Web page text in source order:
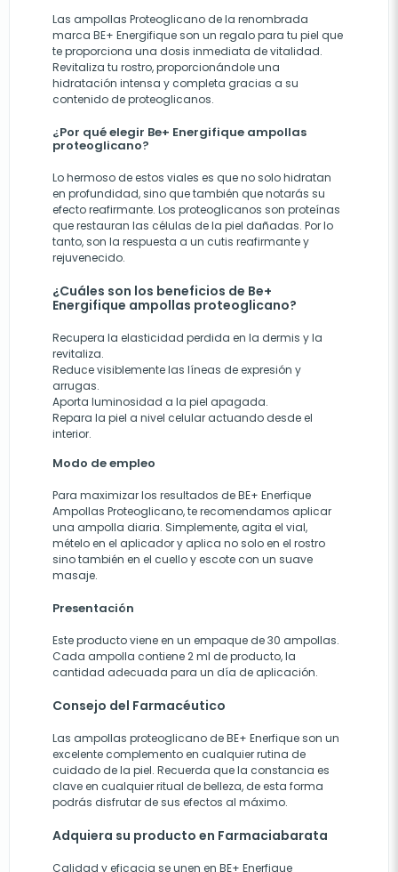
Las ampollas Proteoglicano de la renombrada
marca BE+ Energifique son un regalo para tu piel que
te proporciona una dosis inmediata de vitalidad.
Revitaliza tu rostro, proporcionándole una
hidratación intensa y completa gracias a su
contenido de proteoglicanos.
¿Por qué elegir Be+ Energifique ampollas
proteoglicano?
Lo hermoso de estos viales es que no solo hidratan
en profundidad, sino que también que notarás su
efecto reafirmante. Los proteoglicanos son proteínas
que restauran las células de la piel dañadas. Por lo
tanto, son la respuesta a un cutis reafirmante y
rejuvenecido.
¿Cuáles son los beneficios de Be+
Energifique ampollas proteoglicano?
Recupera la elasticidad perdida en la dermis y la
revitaliza.
Reduce visiblemente las líneas de expresión y
arrugas.
Aporta luminosidad a la piel apagada.
Repara la piel a nivel celular actuando desde el
interior.
Modo de empleo
Para maximizar los resultados de BE+ Enerfique
Ampollas Proteoglicano, te recomendamos aplicar
una ampolla diaria. Simplemente, agita el vial,
mételo en el aplicador y aplica no solo en el rostro
sino también en el cuello y escote con un suave
masaje.
Presentación
Este producto viene en un empaque de 30 ampollas.
Cada ampolla contiene 2 ml de producto, la
cantidad adecuada para un día de aplicación.
Consejo del Farmacéutico
Las ampollas proteoglicano de BE+ Enerfique son un
excelente complemento en cualquier rutina de
cuidado de la piel. Recuerda que la constancia es
clave en cualquier ritual de belleza, de esta forma
podrás disfrutar de sus efectos al máximo.
Adquiera su producto en Farmaciabarata
Calidad y eficacia se unen en BE+ Enerfique